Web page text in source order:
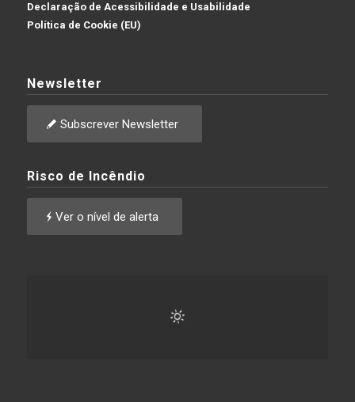
Declaração de Acessibilidade e Usabilidade
Política de Cookie (EU)
Newsletter
Subscrever Newsletter
Risco de Incêndio
Ver o nível de alerta